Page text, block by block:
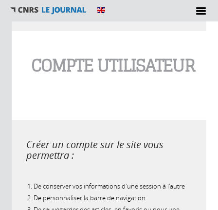
COMPTE UTILISATEUR
Créer un compte sur le site vous
permettra :
De conserver vos informations d'une session à l'autre
De personnaliser la barre de navigation